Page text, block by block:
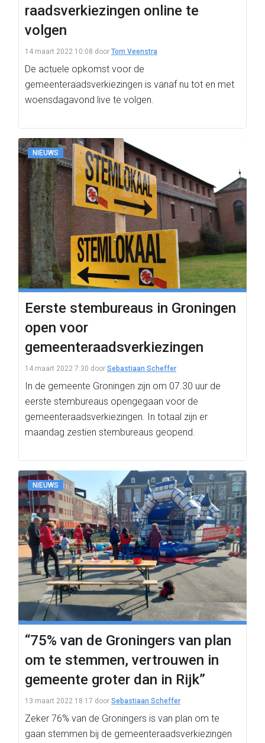
raadsverkiezingen online te
volgen
14 maart 2022 10:08 door Tom Veenstra
De actuele opkomst voor de
gemeenteraadsverkiezingen is vanaf nu tot en met
woensdagavond live te volgen.
NIEUWS
Eerste stembureaus in Groningen
open voor
gemeenteraadsverkiezingen
14 maart 2022 7:30 door Sebastiaan Scheffer
In de gemeente Groningen zijn om 07.30 uur de
eerste stembureaus opengegaan voor de
gemeenteraadsverkiezingen. In totaal zijn er
maandag zestien stembureaus geopend.
NIEUWS
“75% van de Groningers van plan
om te stemmen, vertrouwen in
gemeente groter dan in Rijk”
13 maart 2022 18:17 door Sebastiaan Scheffer
Zeker 76% van de Groningers is van plan om te
gaan stemmen bij de gemeenteraadsverkiezingen